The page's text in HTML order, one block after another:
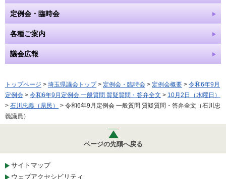
定例会・臨時会
各種ご案内
議会広報
トップページ > 埼玉県議会トップ> 定例会・臨時会 > 定例会概要 > 令和6年9月
定例会 > 令和6年9月定例会 一般質問 質疑質問・答弁全文 > 10月2日（水曜日）
> 石川忠義（県民）
> 令和6年9月定例会 一般質問 質疑質問・答弁全文（石川忠
義議員）
ページの先頭へ戻る
サイトマップ
ウェブアクセシビリティ